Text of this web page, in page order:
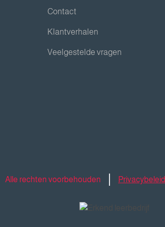
Contact
Klantverhalen
Veelgestelde vragen
Alle rechten voorbehouden Privacybeleid